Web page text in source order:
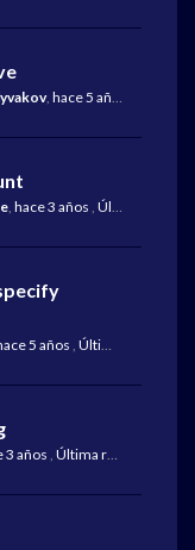
, hace 5 años
, hace 3 años , Última respuesta
5 años , Última respuesta
3 años , Última respuesta